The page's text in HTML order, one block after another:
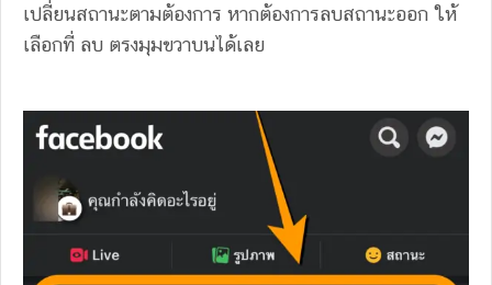
เปลี่ยนสถานะตามต้องการ หากต้องการลบสถานะออก ให้
เลือกที่ ลบ ตรงมุมขวาบนได้เลย